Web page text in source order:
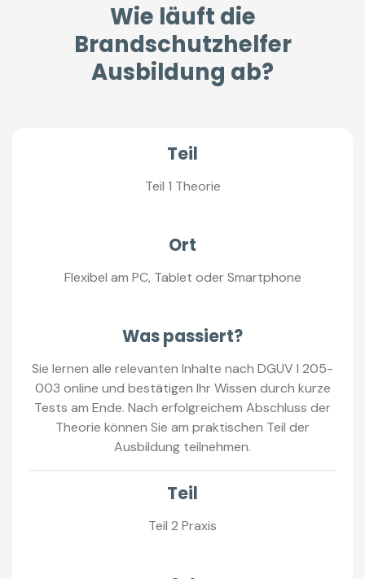
Wie läuft die
Brandschutzhelfer
Ausbildung ab?
Teil
Teil 1 Theorie
Ort
Flexibel am PC, Tablet oder Smartphone
Was passiert?
Sie lernen alle relevanten Inhalte nach DGUV I 205-
003 online und bestätigen Ihr Wissen durch kurze
Tests am Ende. Nach erfolgreichem Abschluss der
Theorie können Sie am praktischen Teil der
Ausbildung teilnehmen.
Teil
Teil 2 Praxis